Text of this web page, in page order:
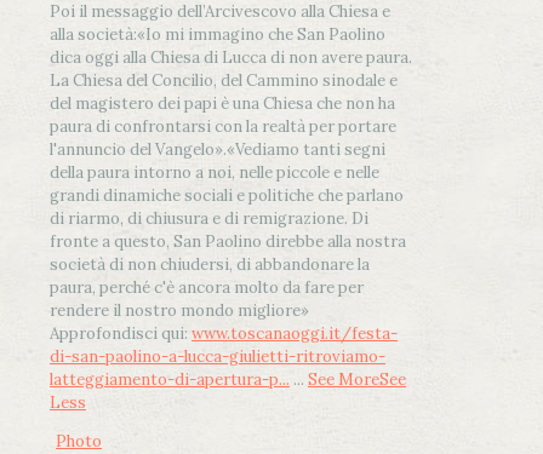
Poi il messaggio dell’Arcivescovo alla Chiesa e
alla società:«Io mi immagino che San Paolino
dica oggi alla Chiesa di Lucca di non avere paura.
La Chiesa del Concilio, del Cammino sinodale e
del magistero dei papi è una Chiesa che non ha
paura di confrontarsi con la realtà per portare
l'annuncio del Vangelo».«Vediamo tanti segni
della paura intorno a noi, nelle piccole e nelle
grandi dinamiche sociali e politiche che parlano
di riarmo, di chiusura e di remigrazione. Di
fronte a questo, San Paolino direbbe alla nostra
società di non chiudersi, di abbandonare la
paura, perché c'è ancora molto da fare per
rendere il nostro mondo migliore»
Approfondisci qui: www.toscanaoggi.it/festa-
di-san-paolino-a-lucca-giulietti-ritroviamo-
latteggiamento-di-apertura-p... ... See MoreSee
Less
Photo